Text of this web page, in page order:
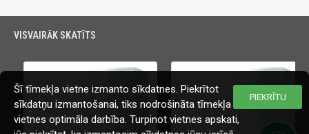
VISVAIRĀK SKATĪTS
PIEKRĪTU
Šī tīmekļa vietne izmanto sīkdatnes. Piekrītot
sīkdatņu izmantošanai, tiks nodrošināta tīmekļa
vietnes optimāla darbība. Turpinot vietnes apskati,